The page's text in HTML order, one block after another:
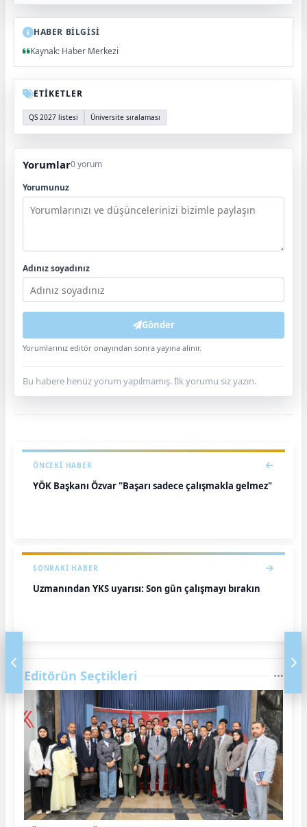
HABER BİLGİSİ
Kaynak: Haber Merkezi
ETİKETLER
QS 2027 listesi Üniversite sıralaması
Yorumlar0 yorum
Yorumunuz
Adınız soyadınız
Gönder
Yorumlarınız editör onayından sonra yayına alınır.
Bu habere henüz yorum yapılmamış. İlk yorumu siz yazın.
ÖNCEKI HABER
YÖK Başkanı Özvar "Başarı sadece çalışmakla gelmez"
SONRAKI HABER
Uzmanından YKS uyarısı: Son gün çalışmayı bırakın
Editörün Seçtikleri